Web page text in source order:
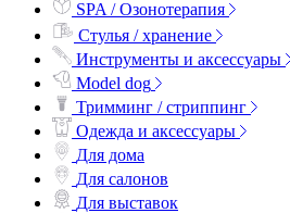
SPA / Озонотерапия
Стулья / хранение
Инструменты и аксессуары
Model dog
Тримминг / стриппинг
Одежда и аксессуары
Для дома
Для салонов
Для выставок